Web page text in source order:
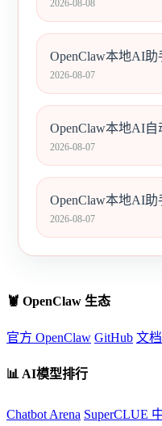
2026-08-08
OpenClaw本地AI
2026-08-07
OpenClaw本地AI
2026-08-07
OpenClaw本地AI
2026-08-07
🦞 OpenClaw 生态
官方 OpenClaw GitHub 文
📊 AI模型排行
Chatbot Arena SuperCLUE